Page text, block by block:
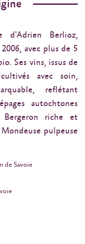
d'Adrien Berlioz,
avec plus de 5
Ses vins, issus de
avec soin,
reflétant
autochtones
Bergeron riche et
pulpeuse
de Savoie